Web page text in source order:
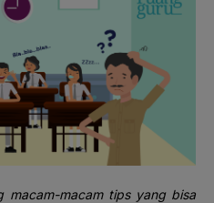
macam-macam tips yang bisa